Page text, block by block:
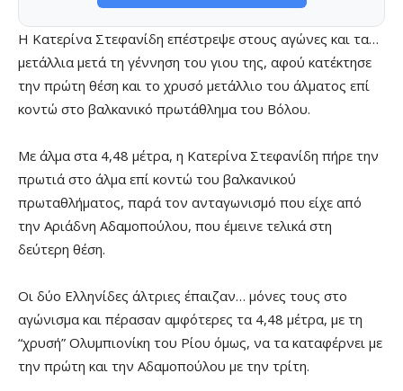
Η Κατερίνα Στεφανίδη επέστρεψε στους αγώνες και τα…
μετάλλια μετά τη γέννηση του γιου της, αφού κατέκτησε
την πρώτη θέση και το χρυσό μετάλλιο του άλματος επί
κοντώ στο βαλκανικό πρωτάθλημα του Βόλου.
Με άλμα στα 4,48 μέτρα, η Κατερίνα Στεφανίδη πήρε την
πρωτιά στο άλμα επί κοντώ του βαλκανικού
πρωταθλήματος, παρά τον ανταγωνισμό που είχε από
την Αριάδνη Αδαμοπούλου, που έμεινε τελικά στη
δεύτερη θέση.
Οι δύο Ελληνίδες άλτριες έπαιζαν… μόνες τους στο
αγώνισμα και πέρασαν αμφότερες τα 4,48 μέτρα, με τη
“χρυσή” Ολυμπιονίκη του Ρίου όμως, να τα καταφέρνει με
την πρώτη και την Αδαμοπούλου με την τρίτη.